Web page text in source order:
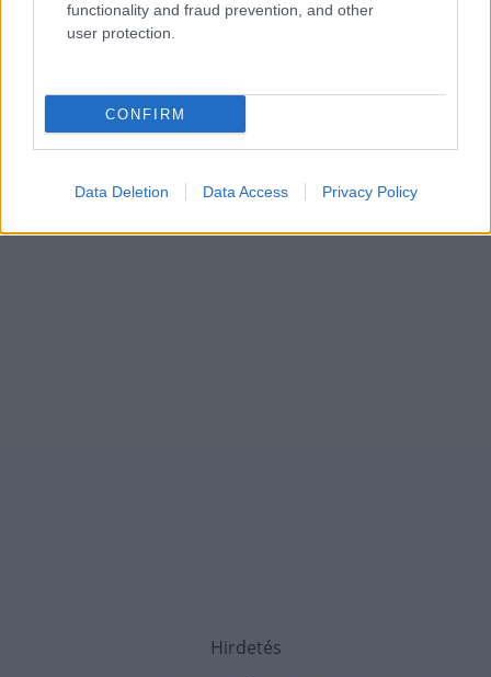
functionality and fraud prevention, and other
user protection.
CONFIRM
Data Deletion Data Access Privacy Policy
NÉPSZERŰ
Hirdetés